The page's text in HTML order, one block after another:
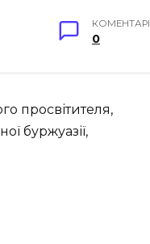
КОМЕНТАРІ
0
просвітителя,
буржуазії,